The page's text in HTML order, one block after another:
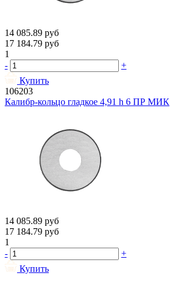
14 085.89 руб
17 184.79 руб
1
-
+
Купить
106203
Калибр-кольцо гладкое 4,91 h 6 ПР МИК
14 085.89 руб
17 184.79 руб
1
-
+
Купить